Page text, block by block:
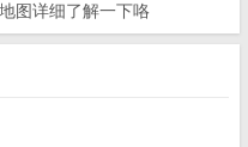
图详细了解一下咯